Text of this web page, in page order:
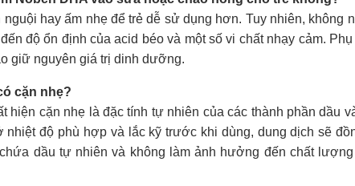
hay ấm nhẹ để trẻ dễ sử dụng hơn. Tuy nhiên, không
độ ổn định của acid béo và một số vi chất nhạy cảm.
giữ nguyên giá trị dinh dưỡng.
cặn nhẹ?
hiện cặn nhẹ là đặc tính tự nhiên của các thành phần dầu
độ phù hợp và lắc kỹ trước khi dùng, dung dịch sẽ
dầu tự nhiên và không làm ảnh hưởng đến chất